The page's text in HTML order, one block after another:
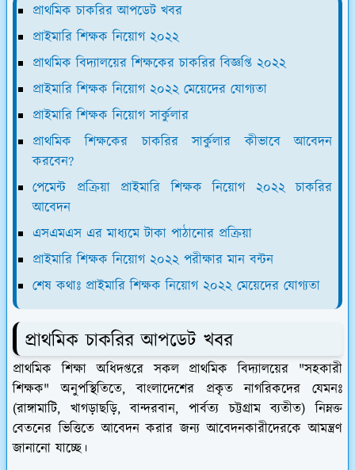
প্রাথমিক চাকরির আপডেট খবর
প্রাইমারি শিক্ষক নিয়োগ ২০২২
প্রাথমিক বিদ্যালয়ের শিক্ষকের চাকরির বিজ্ঞপ্তি ২০২২
প্রাইমারি শিক্ষক নিয়োগ ২০২২ মেয়েদের যোগ্যতা
প্রাইমারি শিক্ষক নিয়োগ সার্কুলার
প্রাথমিক শিক্ষকের চাকরির সার্কুলার কীভাবে আবেদন
করবেন?
পেমেন্ট প্রক্রিয়া প্রাইমারি শিক্ষক নিয়োগ ২০২২ চাকরির
আবেদন
এসএমএস এর মাধ্যমে টাকা পাঠানোর প্রক্রিয়া
প্রাইমারি শিক্ষক নিয়োগ ২০২২ পরীক্ষার মান বন্টন
শেষ কথাঃ প্রাইমারি শিক্ষক নিয়োগ ২০২২ মেয়েদের যোগ্যতা
প্রাথমিক চাকরির আপডেট খবর
প্রাথমিক শিক্ষা অধিদপ্তরে সকল প্রাথমিক বিদ্যালয়ের "সহকারী
শিক্ষক" অনুপস্থিতিতে, বাংলাদেশের প্রকৃত নাগরিকদের যেমনঃ
(রাঙ্গামাটি, খাগড়াছড়ি, বান্দরবান, পার্বত্য চট্টগ্রাম ব্যতীত) নিম্নক্ত
বেতনের ভিত্তিতে আবেদন করার জন্য আবেদনকারীদেরকে আমন্ত্রণ
জানানো যাচ্ছে।